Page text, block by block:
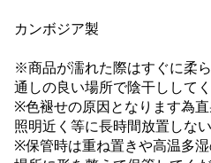
カンボジア製
※商品が濡れた際はすぐに柔
通しの良い場所で陰干ししてく
※色褪せの原因となります為
照明近く等に長時間放置しない
※保管時は重ね置きや高温多